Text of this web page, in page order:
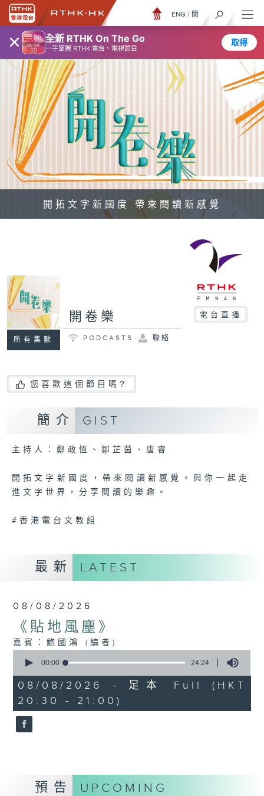
× 全新 RTHK On The Go
一手掌握 RTHK 電台、電視節目
取得
ENG / 簡
開拓文字新國度 帶來閱讀新感覺
所有集數
開卷樂 電台直播
PODCASTS 聯絡
您喜歡這個節目嗎?
簡介 GIST
主持人：鄭政恆、鄒芷茵、唐睿
開拓文字新國度，帶來閱讀新感覺。與你一起走
進文字世界，分享閱讀的樂趣。
#香港電台文教組
最新 LATEST
08/08/2026
《貼地風塵》
嘉賓：鮑國鴻 (編者)
seconds
24
minutes,
24
seconds
00:00 24:24
08/08/2026 - 足本 Full (HKT
20:30 - 21:00)
預告 UPCOMING